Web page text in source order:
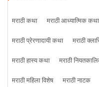
मराठी कथा मराठी आध्यात्मिक कथा
मराठी प्रेरणादायी कथा
मराठी
मराठी हास्य कथा
मराठी
मराठी महिला विशेष
मराठी नाटक